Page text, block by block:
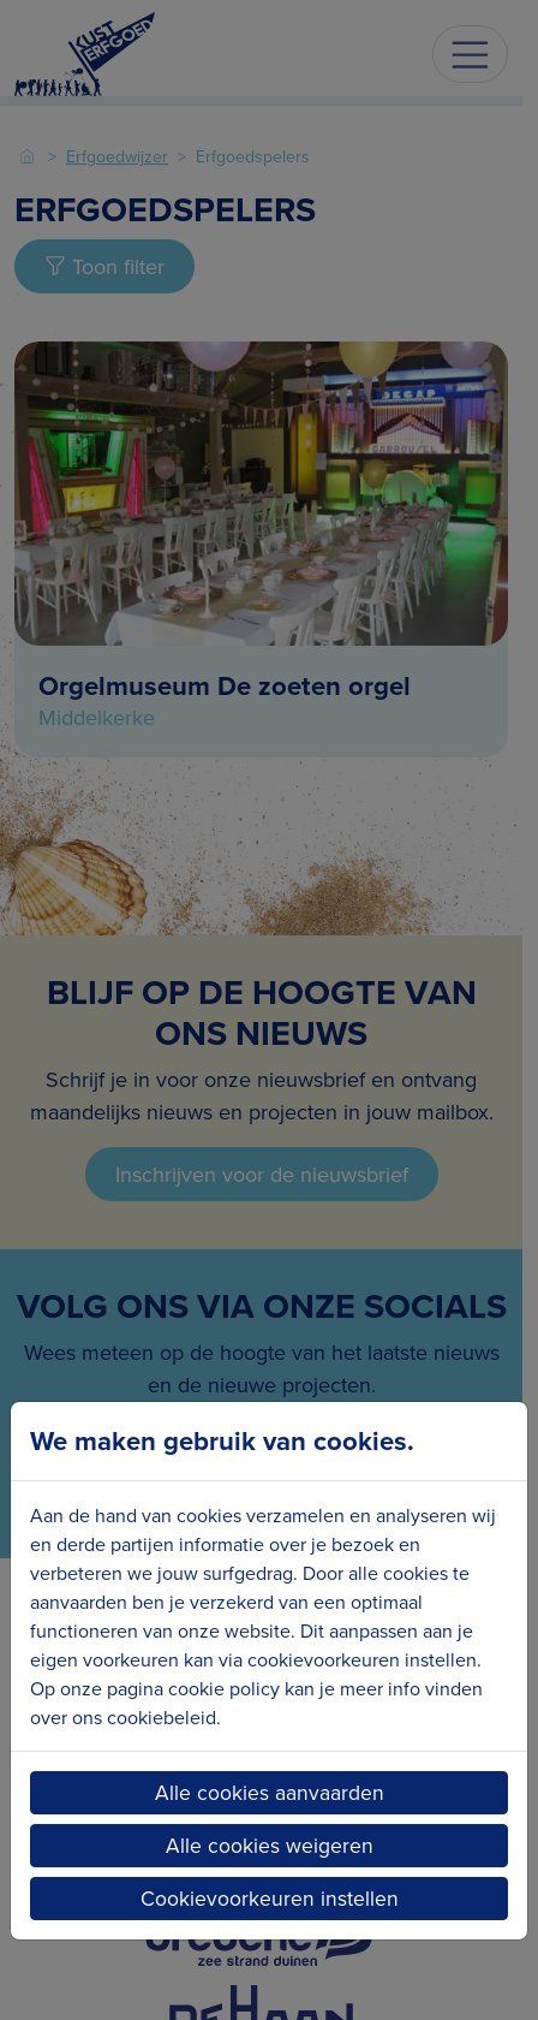
Erfgoedwijzer Erfgoedspelers
ERFGOEDSPELERS
Toon filter
Orgelmuseum De zoeten orgel
Middelkerke
BLIJF OP DE HOOGTE VAN
ONS NIEUWS
Schrijf je in voor onze nieuwsbrief en ontvang
maandelijks nieuws en projecten in jouw mailbox.
Inschrijven voor de nieuwsbrief
VOLG ONS VIA ONZE SOCIALS
Wees meteen op de hoogte van het laatste nieuws
en de nieuwe projecten.
Erfgoedcel Kusterfgoed verbindt
We maken gebruik van cookies.
Aan de hand van cookies verzamelen en analyseren wij
en derde partijen informatie over je bezoek en
verbeteren we jouw surfgedrag. Door alle cookies te
aanvaarden ben je verzekerd van een optimaal
functioneren van onze website. Dit aanpassen aan je
eigen voorkeuren kan via cookievoorkeuren instellen.
Op onze pagina cookie policy kan je meer info vinden
over ons cookiebeleid.
Alle cookies aanvaarden
Alle cookies weigeren
Cookievoorkeuren instellen